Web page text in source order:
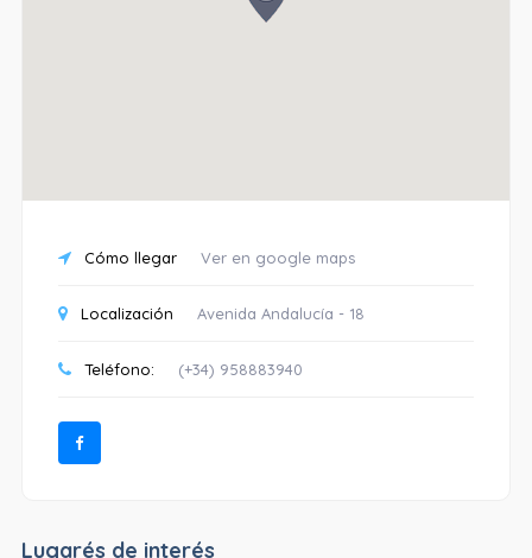
Cómo llegar Ver en google maps
Localización Avenida Andalucía - 18
Teléfono: (+34) 958883940
Lugarés de interés